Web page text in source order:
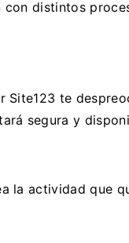
con distintos
Site123 te
segura y
la actividad que